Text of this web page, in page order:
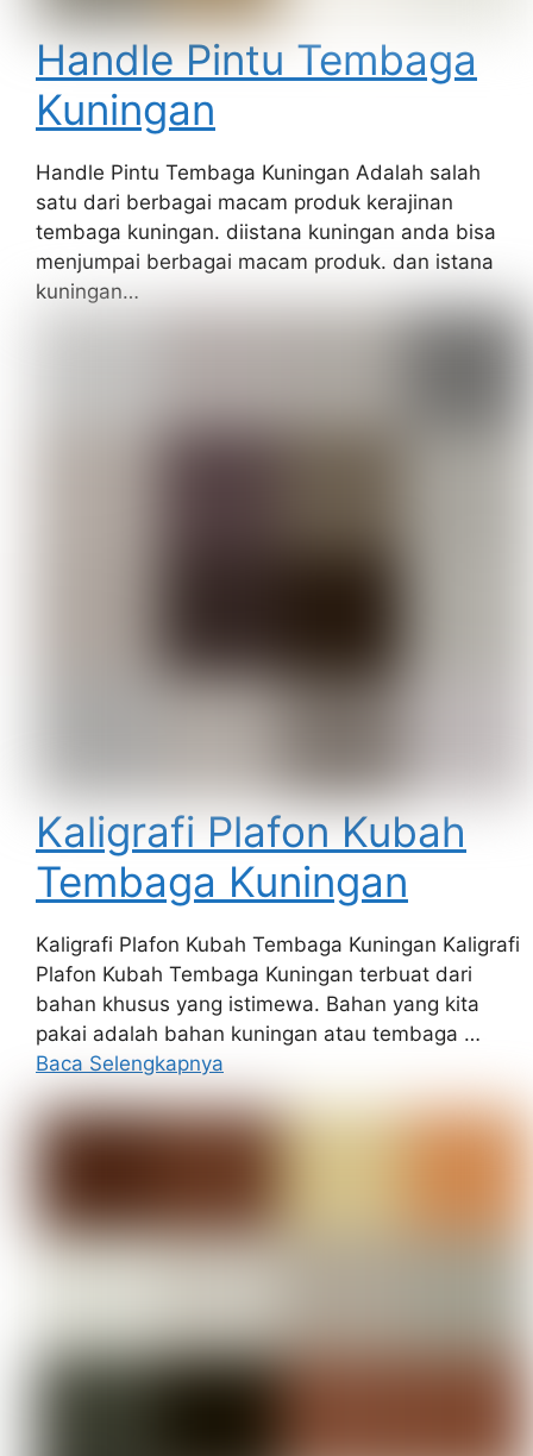
Handle Pintu Tembaga
Kuningan
Handle Pintu Tembaga Kuningan Adalah salah
satu dari berbagai macam produk kerajinan
tembaga kuningan. diistana kuningan anda bisa
menjumpai berbagai macam produk. dan istana
kuningan…
Kaligrafi Plafon Kubah
Tembaga Kuningan
Kaligrafi Plafon Kubah Tembaga Kuningan Kaligrafi
Plafon Kubah Tembaga Kuningan terbuat dari
bahan khusus yang istimewa. Bahan yang kita
pakai adalah bahan kuningan atau tembaga …
Baca Selengkapnya